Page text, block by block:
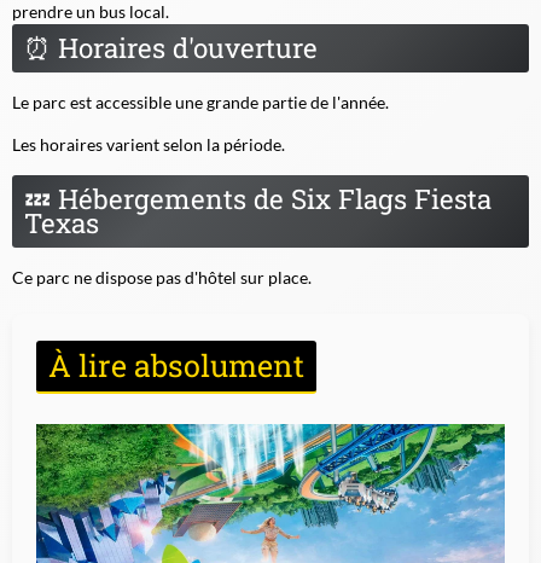
prendre un bus local.
⏰ Horaires d'ouverture
Le parc est accessible une grande partie de l'année.
Les horaires varient selon la période.
💤 Hébergements de Six Flags Fiesta
Texas
Ce parc ne dispose pas d'hôtel sur place.
À lire absolument